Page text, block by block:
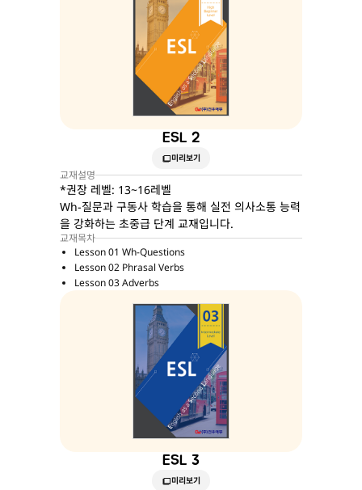
ESL 2
미리보기
교재설명
*권장 레벨: 13~16레벨
Wh-질문과 구동사 학습을 통해 실전 의사소통 능력
을 강화하는 초중급 단계 교재입니다.
교재목차
Lesson 01 Wh-Questions
Lesson 02 Phrasal Verbs
Lesson 03 Adverbs
ESL 3
미리보기